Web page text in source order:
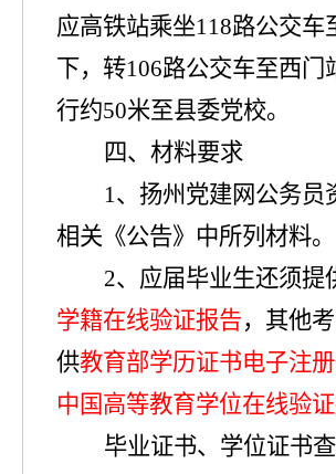
应高铁站乘坐118路公交车
下，转106路公交车至西门
行约50米至县委党校。
四、材料要求
1、 扬州党建网公务员
相关 《公告》 中所列 材料。
2、 应届毕业生还须提
学籍在线验证报告，其他
供教育部学历证书电子注
中国高等教育学位在线验证
毕业证书、学位证书查